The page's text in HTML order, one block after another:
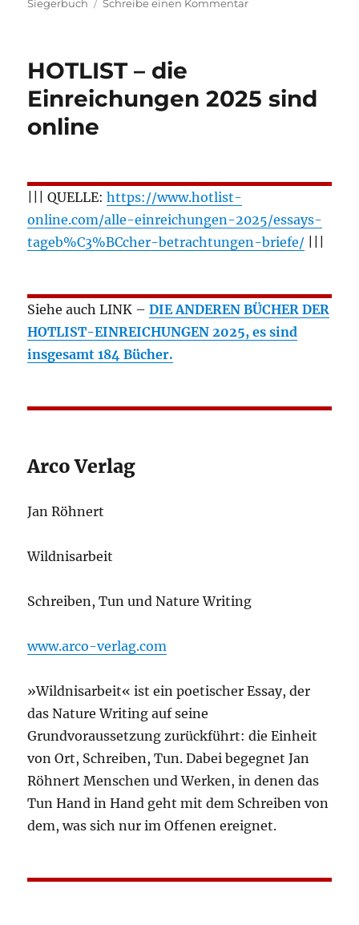
Siegerbuch Schreibe einen Kommentarzu
Gewinner
2025
HOTLIST – die
Einreichungen 2025 sind
online
||| QUELLE:https://www.hotlist-
online.com/alle-einreichungen-2025/essays-
tageb%C3%BCcher-betrachtungen-briefe/
Siehe auch LINK –DIE ANDEREN BÜCHER DER
HOTLIST-EINREICHUNGEN 2025, es sind
insgesamt 184 Bücher.
Arco Verlag
Jan Röhnert
Wildnisarbeit
Schreiben, Tun und Nature Writing
www.arco-verlag.com
»Wildnisarbeit« ist ein poetischer Essay, der
das Nature Writing auf seine
Grundvoraussetzung zurückführt: die Einheit
von Ort, Schreiben, Tun. Dabei begegnet Jan
Röhnert Menschen und Werken, in denen das
Tun Hand in Hand geht mit dem Schreiben von
dem, was sich nur im Offenen ereignet.